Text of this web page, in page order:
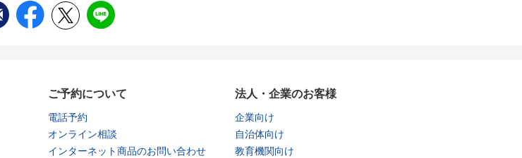
ご予約について
電話予約
オンライン相談
インターネット商品のお問い合わせ
法人・企業のお客様
企業向け
自治体向け
教育機関向け